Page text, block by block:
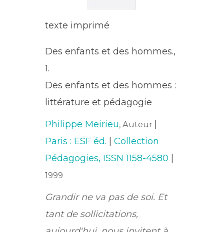
texte imprimé
Des enfants et des hommes.,
1.
Des enfants et des hommes :
littérature et pédagogie
Philippe Meirieu, Auteur
Paris : ESF éd. |Collection
Pédagogies, ISSN 1158-4580
1999
Grandir ne va pas de soi. Et
tant de sollicitations,